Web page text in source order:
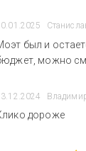
был и
можно
дороже